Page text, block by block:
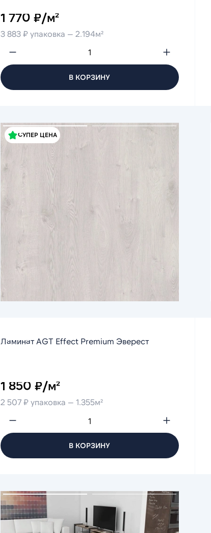
1 770 ₽/м²
3 883 ₽ упаковка — 2.194м²
В КОРЗИНУ
СУПЕР ЦЕНА
Ламинат AGT Effect Premium Эверест
1 850 ₽/м²
2 507 ₽ упаковка — 1.355м²
В КОРЗИНУ